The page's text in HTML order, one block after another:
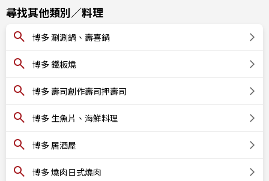
尋找其他類別／料理
博多 涮涮鍋、壽喜鍋
博多 鐵板燒
博多 壽司創作壽司押壽司
博多 生魚片、海鮮料理
博多 居酒屋
博多 燒肉日式燒肉